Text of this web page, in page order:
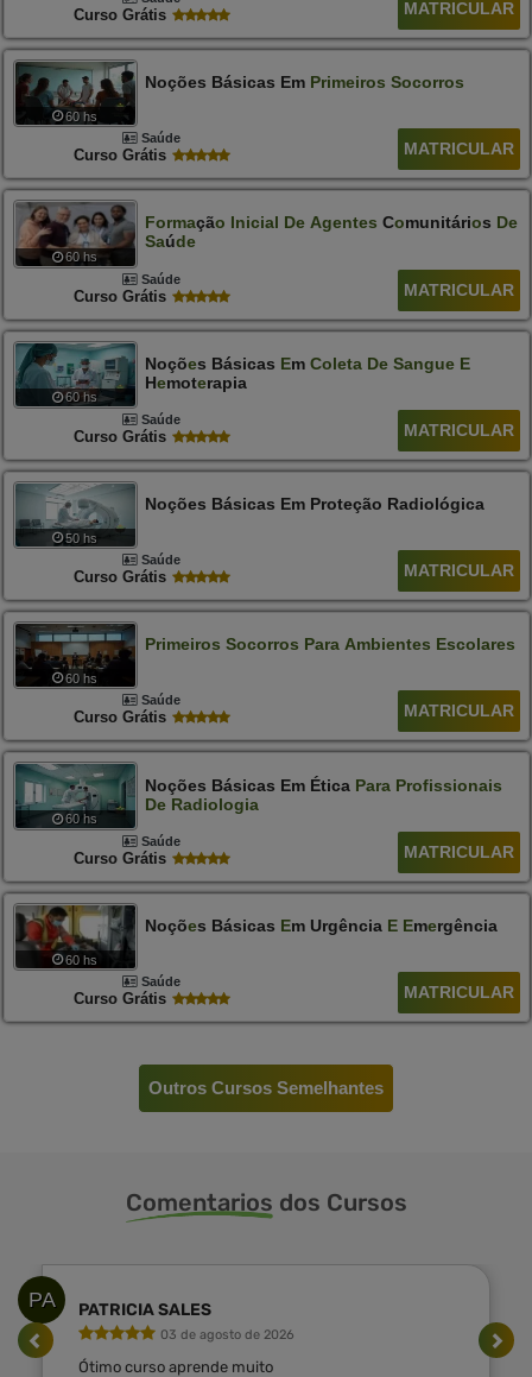
Curso Grátis MATRICULAR
60 hs
Noções Básicas Em Primeiros Socorros
Saúde
Curso Grátis MATRICULAR
60 hs
FORmaÇãO Inicial De Agentes COMunitáriOS De
SaÚDe
Saúde
Curso Grátis MATRICULAR
60 hs
NoçõES Básicas EM ColETa DE SanguE E
HEMotERapia
Saúde
Curso Grátis MATRICULAR
50 hs
Noções Básicas Em Proteção Radiológica
Saúde
Curso Grátis MATRICULAR
60 hs
Primeiros Socorros Para Ambientes Escolares
Saúde
Curso Grátis MATRICULAR
60 hs
Noções Básicas Em Ética Para Profissionais
De Radiologia
Saúde
Curso Grátis MATRICULAR
60 hs
NoçõES Básicas EM Urgência E EMERgência
Saúde
Curso Grátis MATRICULAR
Outros Cursos Semelhantes
Comentarios dos Cursos
PA PATRICIA SALES
03 de agosto de 2026
Ótimo curso aprende muito